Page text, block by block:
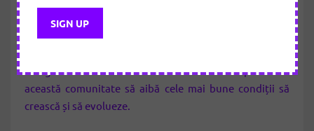
Echipa noastră este cea care a făcut posibilă lansarea
proiectuluiVIAȚA
reorganizată de fiecare dată când este nevoie pentru ca
această comunitate să aibă cele mai bune condiții să
crească și să evolueze.